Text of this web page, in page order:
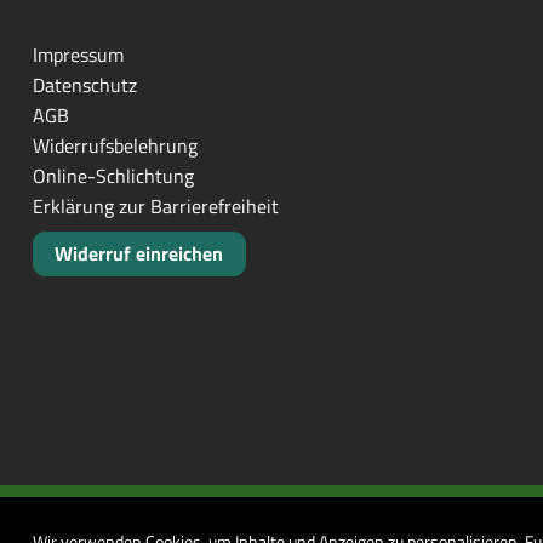
Impressum
Datenschutz
AGB
Widerrufsbelehrung
Online-Schlichtung
Erklärung zur Barrierefreiheit
Widerruf einreichen